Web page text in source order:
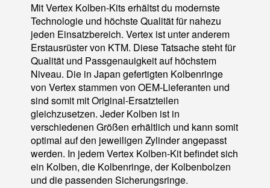
Mit Vertex Kolben-Kits erhältst du modernste
Technologie und höchste Qualität für nahezu
jeden Einsatzbereich. Vertex ist unter anderem
Erstausrüster von KTM. Diese Tatsache steht für
Qualität und Passgenauigkeit auf höchstem
Niveau. Die in Japan gefertigten Kolbenringe
von Vertex stammen von OEM-Lieferanten und
sind somit mit Original-Ersatzteilen
gleichzusetzen. Jeder Kolben ist in
verschiedenen Größen erhältlich und kann somit
optimal auf den jeweiligen Zylinder angepasst
werden. In jedem Vertex Kolben-Kit befindet sich
ein Kolben, die Kolbenringe, der Kolbenbolzen
und die passenden Sicherungsringe.